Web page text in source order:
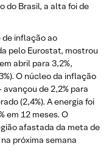
do Brasil, a alta foi de
de inflação ao
pelo Eurostat, mostrou
abril para 3,2%,
O núcleo da inflação
de 2,2% para
(2,4%). A energia foi
em 12 meses. O
afastada da meta de
próxima semana